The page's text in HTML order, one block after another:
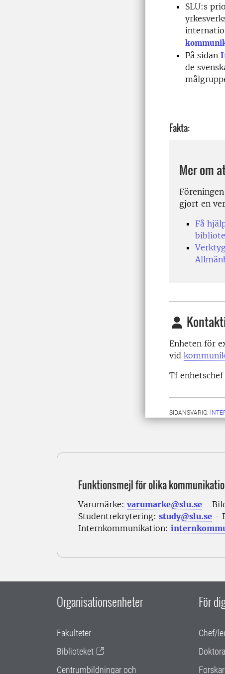
SLU:s
På sidan
de
Fakta:
Mer om
gjort en
Få
Enheten för
vid
Tf
SIDANSVARIG:
Funktionsmejl för olika
Varumärke: varumarke@slu.se -
Studentrekrytering: study@slu.se -
Internkommunikation:
Organisationsenheter
Fakulteter
Biblioteket
Centrumbildningar och
För
Chef/